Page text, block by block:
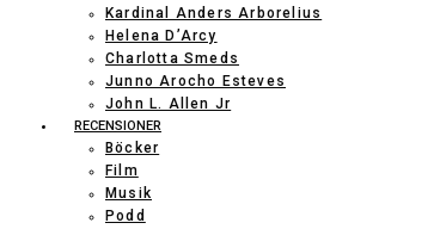
Kardinal Anders Arborelius
Helena D’Arcy
Charlotta Smeds
Junno Arocho Esteves
John L. Allen Jr
RECENSIONER
Böcker
Film
Musik
Podd